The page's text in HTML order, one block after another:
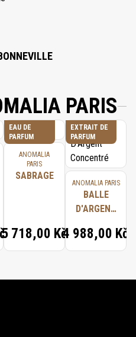
PARIS
EAU DE
PARFUM
ANOMALIA
PARIS
SABRAGE
5 718,00 Kč
EXTRAIT DE
PARFUM
ANOMALIA PARIS
BALLE
D'ARGENT
4 988,00 Kč